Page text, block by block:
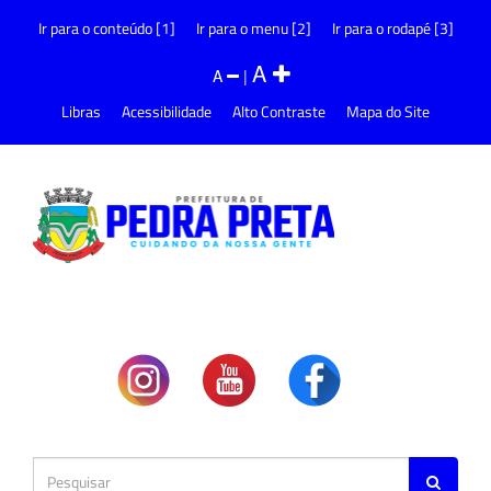
Ir para o conteúdo [1] Ir para o menu [2] Ir para o rodapé [3]
A |A
Libras Acessibilidade Alto Contraste Mapa do Site